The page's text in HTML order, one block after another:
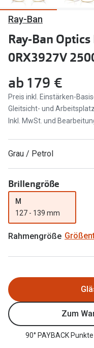
Marken
Ray-Ban
DbyD
Prada
Seen
Miu Miu
alle Marken
Brillenpass richtig lesen
Alle Brillen Ratgeber
Angebote
Brillen 2 für 1
20% auf selbsttönende
Back to School: 50%
Trends
Ray-Ban
Ray-Ban
0RX3927V
ab 179 €
Preis inkl. Einstärken-
Gleitsicht- und
Inkl. MwSt. und
Grau / Petrol
Brillengröße
M
127 - 139 mm
Rahmengröße
Zum
90° PAYBACK Punkte